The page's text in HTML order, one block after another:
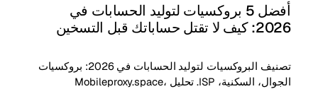
أفضل 5 بروكسيات لتوليد الحسابات في
2026: كيف لا تقتل حساباتك قبل التسخين
تصنيف البروكسيات لتوليد الحسابات في 2026: بروكسيات
الجوال، السكنية، ISP. تحليل Mobileproxy.space،